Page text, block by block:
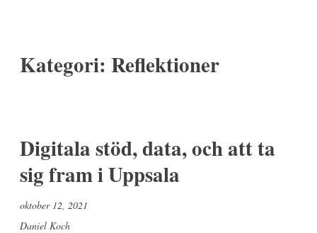
Kategori: Reflektioner
Digitala stöd, data, och att ta
sig fram i Uppsala
oktober 12, 2021
Daniel Koch